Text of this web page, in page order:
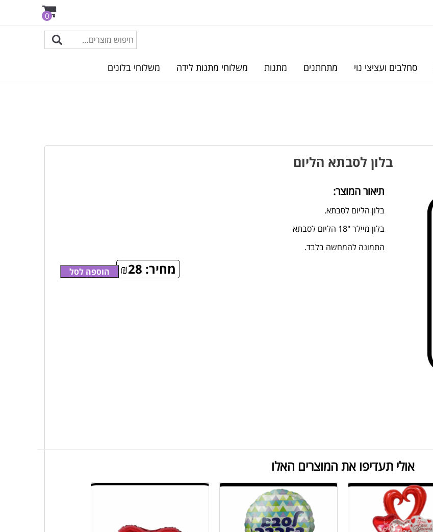
0
סחלבים ועציצי נוי מתחתנים מתנות משלוחי מתנות לידה משלוחי בלונים
בלון לסבתא הליום
תיאור המוצר:
בלון הליום לסבתא.
בלון מיילר "18 הליום לסבתא
התמונה להמחשה בלבד.
מחיר: ₪28 הוספה לסל
אולי תעדיפו את המוצרים האלו